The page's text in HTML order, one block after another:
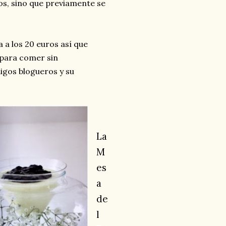
sino que previamente se
a los 20 euros así que
comer sin
blogueros y su
La
M
es
a
de
l